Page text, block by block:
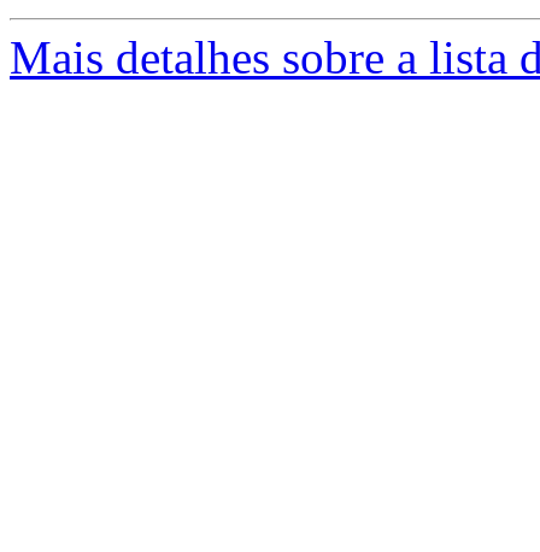
Mais detalhes sobre a lista